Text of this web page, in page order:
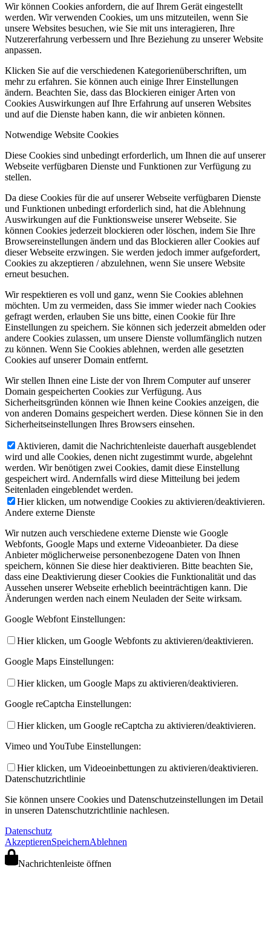
Wir können Cookies anfordern, die auf Ihrem Gerät eingestellt
werden. Wir verwenden Cookies, um uns mitzuteilen, wenn Sie
unsere Websites besuchen, wie Sie mit uns interagieren, Ihre
Nutzererfahrung verbessern und Ihre Beziehung zu unserer Website
anpassen.
Klicken Sie auf die verschiedenen Kategorienüberschriften, um
mehr zu erfahren. Sie können auch einige Ihrer Einstellungen
ändern. Beachten Sie, dass das Blockieren einiger Arten von
Cookies Auswirkungen auf Ihre Erfahrung auf unseren Websites
und auf die Dienste haben kann, die wir anbieten können.
Notwendige Website Cookies
Diese Cookies sind unbedingt erforderlich, um Ihnen die auf unserer
Webseite verfügbaren Dienste und Funktionen zur Verfügung zu
stellen.
Da diese Cookies für die auf unserer Webseite verfügbaren Dienste
und Funktionen unbedingt erforderlich sind, hat die Ablehnung
Auswirkungen auf die Funktionsweise unserer Webseite. Sie
können Cookies jederzeit blockieren oder löschen, indem Sie Ihre
Browsereinstellungen ändern und das Blockieren aller Cookies auf
dieser Webseite erzwingen. Sie werden jedoch immer aufgefordert,
Cookies zu akzeptieren / abzulehnen, wenn Sie unsere Website
erneut besuchen.
Wir respektieren es voll und ganz, wenn Sie Cookies ablehnen
möchten. Um zu vermeiden, dass Sie immer wieder nach Cookies
gefragt werden, erlauben Sie uns bitte, einen Cookie für Ihre
Einstellungen zu speichern. Sie können sich jederzeit abmelden oder
andere Cookies zulassen, um unsere Dienste vollumfänglich nutzen
zu können. Wenn Sie Cookies ablehnen, werden alle gesetzten
Cookies auf unserer Domain entfernt.
Wir stellen Ihnen eine Liste der von Ihrem Computer auf unserer
Domain gespeicherten Cookies zur Verfügung. Aus
Sicherheitsgründen können wie Ihnen keine Cookies anzeigen, die
von anderen Domains gespeichert werden. Diese können Sie in den
Sicherheitseinstellungen Ihres Browsers einsehen.
Aktivieren, damit die Nachrichtenleiste dauerhaft ausgeblendet
wird und alle Cookies, denen nicht zugestimmt wurde, abgelehnt
werden. Wir benötigen zwei Cookies, damit diese Einstellung
gespeichert wird. Andernfalls wird diese Mitteilung bei jedem
Seitenladen eingeblendet werden.
Hier klicken, um notwendige Cookies zu aktivieren/deaktivieren.
Andere externe Dienste
Wir nutzen auch verschiedene externe Dienste wie Google
Webfonts, Google Maps und externe Videoanbieter. Da diese
Anbieter möglicherweise personenbezogene Daten von Ihnen
speichern, können Sie diese hier deaktivieren. Bitte beachten Sie,
dass eine Deaktivierung dieser Cookies die Funktionalität und das
Aussehen unserer Webseite erheblich beeinträchtigen kann. Die
Änderungen werden nach einem Neuladen der Seite wirksam.
Google Webfont Einstellungen:
Hier klicken, um Google Webfonts zu aktivieren/deaktivieren.
Google Maps Einstellungen:
Hier klicken, um Google Maps zu aktivieren/deaktivieren.
Google reCaptcha Einstellungen:
Hier klicken, um Google reCaptcha zu aktivieren/deaktivieren.
Vimeo und YouTube Einstellungen:
Hier klicken, um Videoeinbettungen zu aktivieren/deaktivieren.
Datenschutzrichtlinie
Sie können unsere Cookies und Datenschutzeinstellungen im Detail
in unseren Datenschutzrichtlinie nachlesen.
Datenschutz
AkzeptierenSpeichernAblehnen
Nachrichtenleiste öffnen